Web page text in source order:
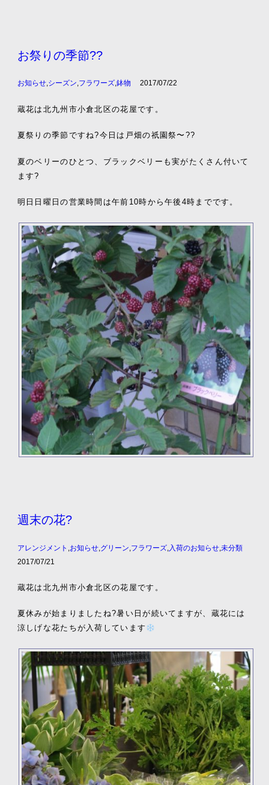
お祭りの季節??
お知らせ,シーズン,フラワーズ,鉢物 2017/07/22
蔵花は北九州市小倉北区の花屋です。
夏祭りの季節ですね?今日は戸畑の祇園祭〜??
夏のベリーのひとつ、ブラックベリーも実がたくさん付いて
ます?
明日日曜日の営業時間は午前10時から午後4時までです。
週末の花?
アレンジメント お知らせ, グリーン フラワーズ, 入荷のお知らせ, 未分類
2017/07/21
蔵花は北九州市小倉北区の花屋です。
夏休みが始まりましたね?暑い日が続いてますが、蔵花には
涼しげな花たちが入荷しています